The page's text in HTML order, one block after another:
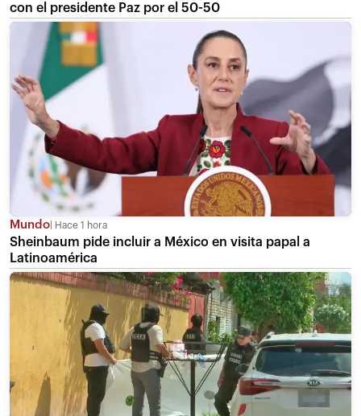
con el presidente Paz por el 50-50
Mundo Hace 1 hora
Sheinbaum pide incluir a México en visita papal a
Latinoamérica